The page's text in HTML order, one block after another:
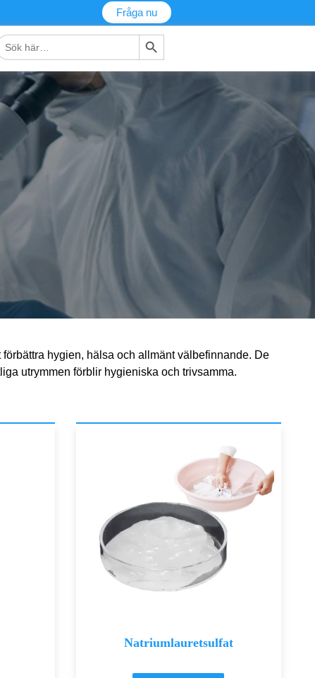
Fråga nu
Sökknapp
hygien, hälsa och allmänt välbefinnande. De
utrymmen förblir hygieniska och trivsamma.
Natriumlauretsulfat